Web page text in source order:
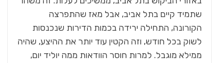
שתמיד קיים בתל אביב, אבל מאז שהתפרצה
הקורונה, התחילה ירידה בכמות הדירות שנכנסות
לשוק בכל חודש, וזה הקטין עוד יותר את ההיצע, שהיה
ממילא מוגבל. למרות חוסר הוודאות ממה יוליד יום,